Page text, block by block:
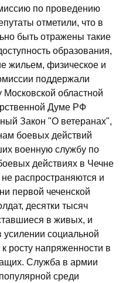
по проведению
отметили, что в
быть отражены такие
образования,
жильем, физическое и
поддержали
Московской областной
Думе РФ
Закон "О ветеранах",
боевых действий
военную службу по
действиях в Чечне
распространяются и
первой чеченской
десятки тысяч
в живых, и
социальной
росту напряженности в
Служба в армии
среди